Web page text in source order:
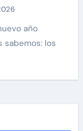
año
sabemos: los